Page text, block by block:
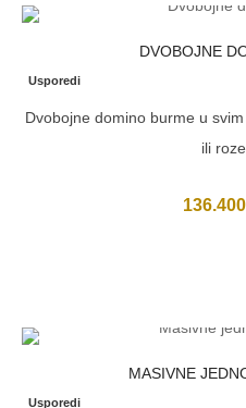
DVOBOJNE
Usporedi
Dvobojne domino burme u
ili
MASIVNE
Usporedi